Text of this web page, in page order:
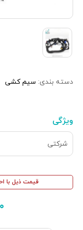
دسته بندی: سیم کشی
ویژگی
شرکتی
قیمت ذیل با